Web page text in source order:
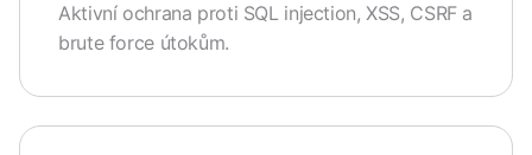
Aktivní ochrana proti SQL injection, XSS, CSRF a
brute force útokům.